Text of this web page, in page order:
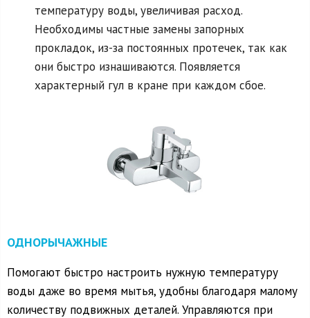
температуру воды, увеличивая расход.
Необходимы частные замены запорных
прокладок, из-за постоянных протечек, так как
они быстро изнашиваются. Появляется
характерный гул в кране при каждом сбое.
ОДНОРЫЧАЖНЫЕ
Помогают быстро настроить нужную температуру
воды даже во время мытья, удобны благодаря малому
количеству подвижных деталей. Управляются при